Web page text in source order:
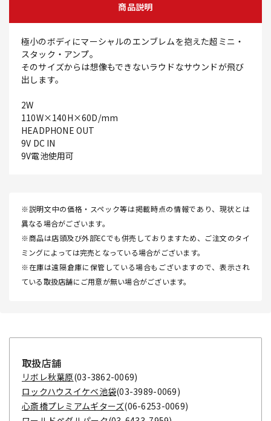
商品説明
極小のボディにマーシャルのエンブレムを抱えた超ミニ・
スタック・アンプ。
そのサイズからは想像もできないラウドなサウンドが飛び
出します。
2W
110W×140H×60D/mm
HEADPHONE OUT
9V DC IN
9V電池使用可
※説明文中の価格・スペック等は掲載時点の情報であり、現状とは
異なる場合がございます。
※商品は店頭及び外部ECでも併売しておりますため、ご注文のタイ
ミングによっては完売となっている場合がございます。
※在庫は遠隔倉庫に保管している場合もございますので、表示され
ている取扱店舗にご用意が無い場合がございます。
取扱店舗
リボレ秋葉原(03-3862-0069)
ロックハウスイケベ池袋(03-3989-0069)
心斎橋プレミアムギターズ(06-6253-0069)